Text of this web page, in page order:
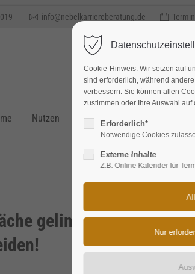
info@nebelkarriereberatung.de
Nutzen Methode Leistungen
gelingen: Diese 7
Cookie-Hinweis: Wir setzen auf
sind erforderlich, während
verbessern. Sie können allen
zustimmen oder Ihre Auswahl
Erforderlich*
Notwendige Cookies
Externe Inhalte
Z.B. Online Kalender für